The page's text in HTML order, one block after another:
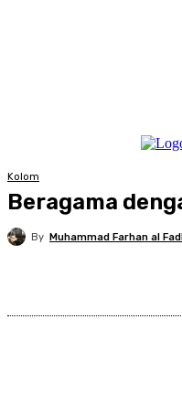
Kolom
Beragama
By Muhammad Farhan al